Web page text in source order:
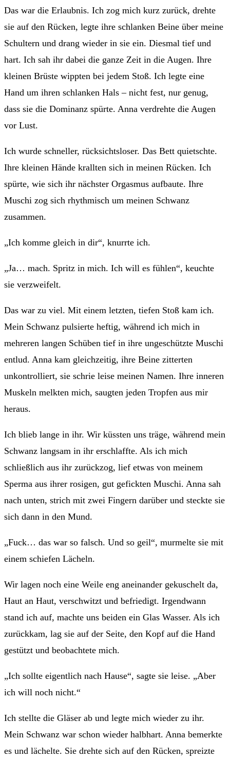
Das war die Erlaubnis. Ich zog mich kurz zurück, drehte
sie auf den Rücken, legte ihre schlanken Beine über meine
Schultern und drang wieder in sie ein. Diesmal tief und
hart. Ich sah ihr dabei die ganze Zeit in die Augen. Ihre
kleinen Brüste wippten bei jedem Stoß. Ich legte eine
Hand um ihren schlanken Hals – nicht fest, nur genug,
dass sie die Dominanz spürte. Anna verdrehte die Augen
vor Lust.
Ich wurde schneller, rücksichtsloser. Das Bett quietschte.
Ihre kleinen Hände krallten sich in meinen Rücken. Ich
spürte, wie sich ihr nächster Orgasmus aufbaute. Ihre
Muschi zog sich rhythmisch um meinen Schwanz
zusammen.
„Ich komme gleich in dir“, knurrte ich.
„Ja… mach. Spritz in mich. Ich will es fühlen“, keuchte
sie verzweifelt.
Das war zu viel. Mit einem letzten, tiefen Stoß kam ich.
Mein Schwanz pulsierte heftig, während ich mich in
mehreren langen Schüben tief in ihre ungeschützte Muschi
entlud. Anna kam gleichzeitig, ihre Beine zitterten
unkontrolliert, sie schrie leise meinen Namen. Ihre inneren
Muskeln melkten mich, saugten jeden Tropfen aus mir
heraus.
Ich blieb lange in ihr. Wir küssten uns träge, während mein
Schwanz langsam in ihr erschlaffte. Als ich mich
schließlich aus ihr zurückzog, lief etwas von meinem
Sperma aus ihrer rosigen, gut gefickten Muschi. Anna sah
nach unten, strich mit zwei Fingern darüber und steckte sie
sich dann in den Mund.
„Fuck… das war so falsch. Und so geil“, murmelte sie mit
einem schiefen Lächeln.
Wir lagen noch eine Weile eng aneinander gekuschelt da,
Haut an Haut, verschwitzt und befriedigt. Irgendwann
stand ich auf, machte uns beiden ein Glas Wasser. Als ich
zurückkam, lag sie auf der Seite, den Kopf auf die Hand
gestützt und beobachtete mich.
„Ich sollte eigentlich nach Hause“, sagte sie leise. „Aber
ich will noch nicht.“
Ich stellte die Gläser ab und legte mich wieder zu ihr.
Mein Schwanz war schon wieder halbhart. Anna bemerkte
es und lächelte. Sie drehte sich auf den Rücken, spreizte